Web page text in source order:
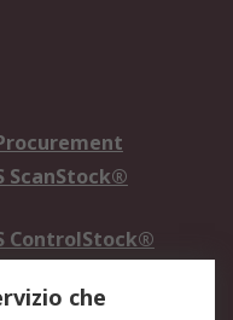
ScanStock®
ControlStock®
che